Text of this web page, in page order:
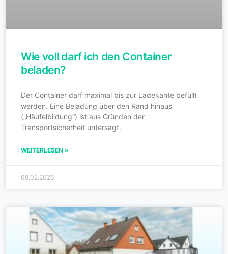
Wie voll darf ich den Container
beladen?
Der Container darf maximal bis zur Ladekante befüllt
werden. Eine Beladung über den Rand hinaus
(„Häufelbildung“) ist aus Gründen der
Transportsicherheit untersagt.
WEITERLESEN »
08.02.2026